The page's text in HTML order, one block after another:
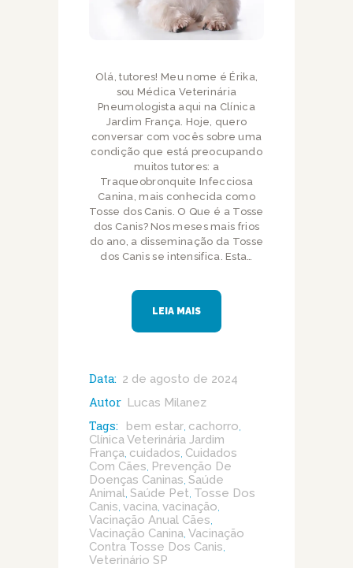
Olá, tutores! Meu nome é Érika,
sou Médica Veterinária
Pneumologista aqui na Clínica
Jardim França. Hoje, quero
conversar com vocês sobre uma
condição que está preocupando
muitos tutores: a
Traqueobronquite Infecciosa
Canina, mais conhecida como
Tosse dos Canis. O Que é a Tosse
dos Canis? Nos meses mais frios
do ano, a disseminação da Tosse
dos Canis se intensifica. Esta…
LEIA MAIS
Data: 2 de agosto de 2024
Autor Lucas Milanez
Tags: bem estar, cachorro
Clínica Veterinária Jardim
França cuidados Cuidados
Com Cães Prevenção De
Doenças Caninas Saúde
Animal Saúde Pet Tosse Dos
Canis vacina vacinação
Vacinação Anual Cães
Vacinação Canina Vacinação
Contra Tosse Dos Canis
Veterinário SP